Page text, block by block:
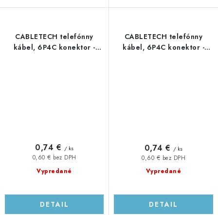
CABLETECH telefónny
kábel, 6P4C konektor -
Vypredané
0,60 € bez DPH
0,74 € / ks
DETAIL
CABLETECH telefónny
kábel, 6P4C konektor -
Vypredané
0,60 € bez DPH
0,74 € / ks
DETAIL